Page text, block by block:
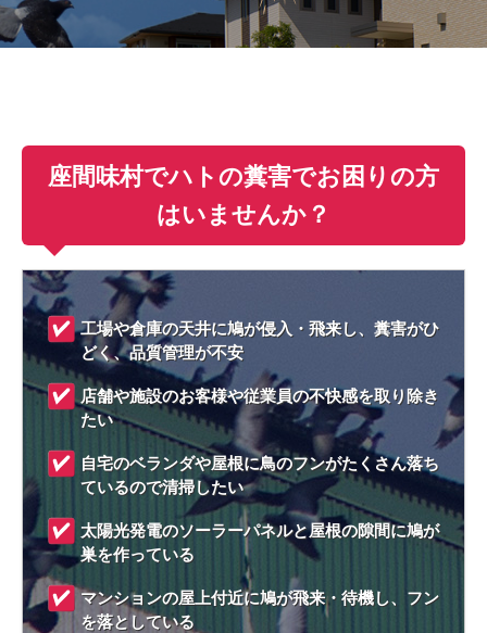
座間味村でハトの糞害でお困りの方
はいませんか？
工場や倉庫の天井に鳩が侵入・飛来し、糞害がひ
どく、品質管理が不安
店舗や施設のお客様や従業員の不快感を取り除き
たい
自宅のベランダや屋根に鳥のフンがたくさん落ち
ているので清掃したい
太陽光発電のソーラーパネルと屋根の隙間に鳩が
巣を作っている
マンションの屋上付近に鳩が飛来・待機し、フン
を落としている